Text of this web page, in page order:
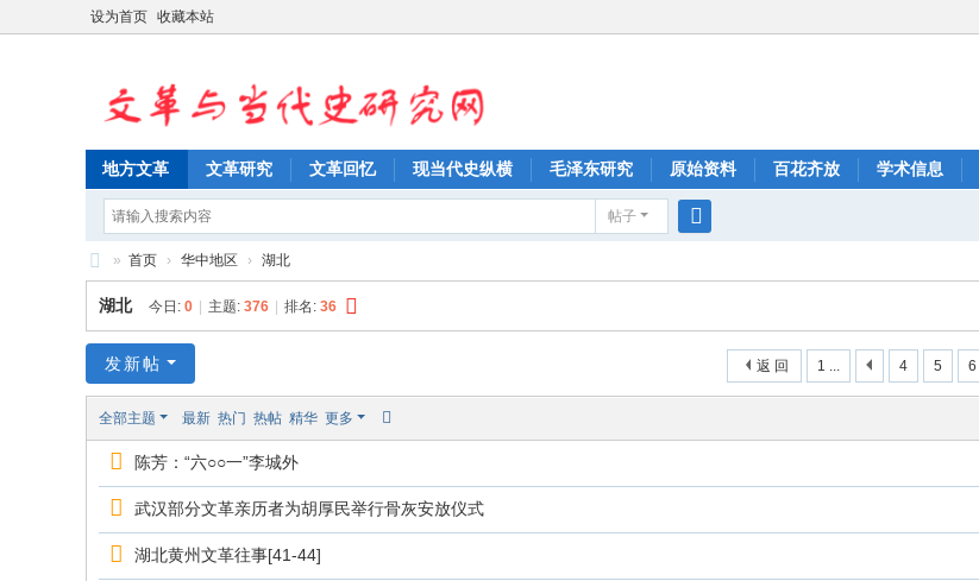
设为首页 收藏本站
地方文革 文革研究 文革回忆 现当代史纵横 毛泽东研究 原始资料 百花齐放 学术信息
帖子
索
文
革
当
究
» 首页 › 华中地区 › 湖北
湖北 今日: 0 主题: 376 排名: 36
1 ... 4 5 6
返 回
发新帖
全部主题 最新 热门 热帖 精华 更多
陈芳：“六○○一”李城外
武汉部分文革亲历者为胡厚民举行骨灰安放仪式
湖北黄州文革往事[41-44]